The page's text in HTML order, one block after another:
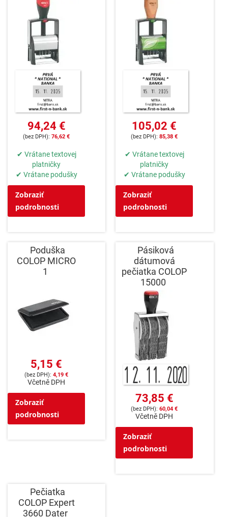
94,24 €
76,62 €
✔ Vrátane textovej
platničky
✔ Vrátane podušky
Zobraziť
podrobnosti
105,02 €
85,38 €
✔ Vrátane textovej
platničky
✔ Vrátane podušky
Zobraziť
podrobnosti
Poduška
COLOP MICRO
1
5,15 €
4,19 €
Včetně DPH
Zobraziť
podrobnosti
Pásiková
dátumová
pečiatka COLOP
15000
73,85 €
60,04 €
Včetně DPH
Zobraziť
podrobnosti
Pečiatka
COLOP Expert
3660 Dater